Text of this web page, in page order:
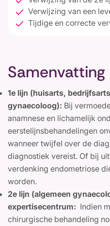
Verwijzing van een
Tijdige en correcte
Samenvatting
1e lijn (huisarts,
gynaecoloog): Bij
anamnese en lichamelijk
eerstelijnsbehandelingen
wanneer twijfel over de
diagnostiek vereist. Of bij
verdenking endometriose
worden.
2e lijn (algemeen
expertisecentrum: Indien
chirurgische behandeling